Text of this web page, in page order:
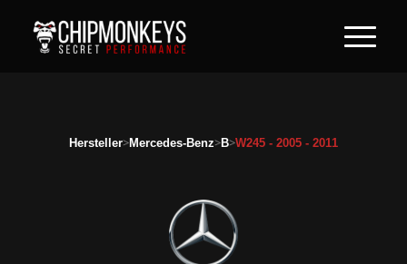
Hersteller>Mercedes-Benz>B>W245 - 2005 - 2011